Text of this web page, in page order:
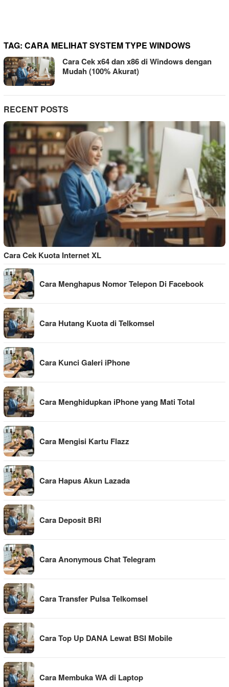
TAG: CARA MELIHAT SYSTEM TYPE WINDOWS
Cara Cek x64 dan x86 di Windows dengan
Mudah (100% Akurat)
RECENT POSTS
Cara Cek Kuota Internet XL
Cara Menghapus Nomor Telepon Di Facebook
Cara Hutang Kuota di Telkomsel
Cara Kunci Galeri iPhone
Cara Menghidupkan iPhone yang Mati Total
Cara Mengisi Kartu Flazz
Cara Hapus Akun Lazada
Cara Deposit BRI
Cara Anonymous Chat Telegram
Cara Transfer Pulsa Telkomsel
Cara Top Up DANA Lewat BSI Mobile
Cara Membuka WA di Laptop